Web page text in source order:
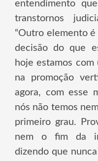
entendimento
transtornos
“Outro elemento
decisão do que
hoje estamos
na promoção
agora, com esse
nós não temos
primeiro grau.
nem o fim da
dizendo que